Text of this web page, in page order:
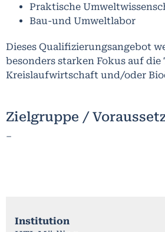
Praktische
Bau-und Umweltlabor
Dieses Qualifizierungsangebot
besonders starken Fokus auf die
Kreislaufwirtschaft und/oder
Zielgruppe /
–
Institution